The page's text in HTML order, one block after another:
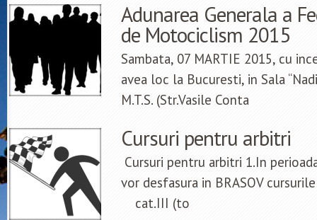
Adunarea Generala a
de Motociclism 2015
Sambata, 07 MARTIE 2015, cu
avea loc la Bucuresti, in Sala
M.T.S. (Str.Vasile Conta
Cursuri pentru arbitri
Cursuri pentru arbitri 1.In
vor desfasura in BRASOV
cat.III (to